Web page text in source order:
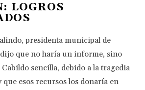
LOGROS
presidenta municipal de
que no haría un informe, sino
sencilla, debido a la tragedia
esos recursos los donaría en